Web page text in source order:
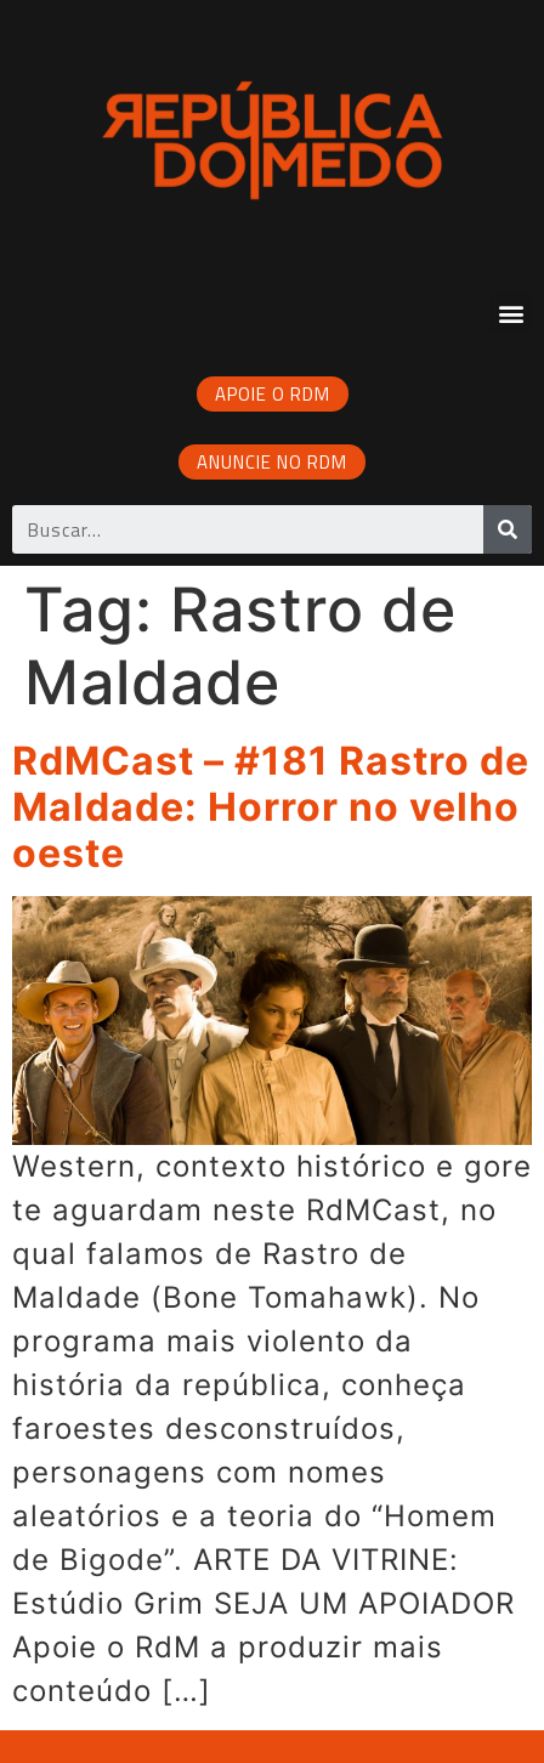
APOIE O RDM
ANUNCIE NO RDM
Tag: Rastro de
Maldade
RdMCast – #181 Rastro de
Maldade: Horror no velho
oeste
Western, contexto histórico e gore
te aguardam neste RdMCast, no
qual falamos de Rastro de
Maldade (Bone Tomahawk). No
programa mais violento da
história da república, conheça
faroestes desconstruídos,
personagens com nomes
aleatórios e a teoria do “Homem
de Bigode”. ARTE DA VITRINE:
Estúdio Grim SEJA UM APOIADOR
Apoie o RdM a produzir mais
conteúdo […]